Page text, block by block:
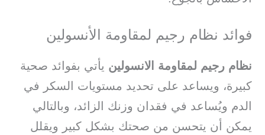
فوائد نظام رجيم لمقاومة الأنسولين
نظام رجيم لمقاومة الانسولين يأتي بفوائد صحية
كبيرة، ويساعد على تحديد مستويات السكر في
الدم ويُساعد في فقدان وزنك الزائد، وبالتالي
يمكن أن يتحسن من صحتك بشكل كبير ويقلل